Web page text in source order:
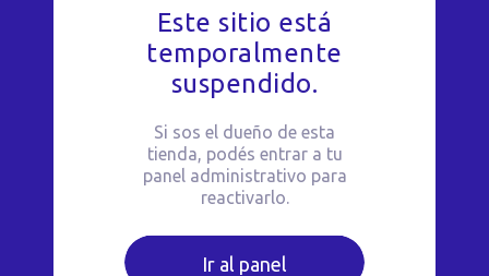
Este sitio está
temporalmente
suspendido.
Si sos el dueño de esta
tienda, podés entrar a tu
panel administrativo para
reactivarlo.
Ir al panel